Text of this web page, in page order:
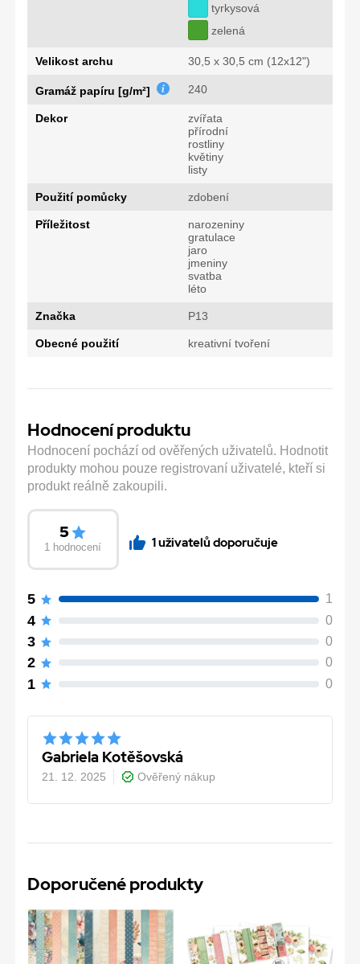
tyrkysová
zelená
Velikost archu 30,5 x 30,5 cm (12x12")
Gramáž papíru [g/m²] 240
Dekor
zvířata
přírodní
rostliny
květiny
listy
Použití pomůcky zdobení
Příležitost
narozeniny
gratulace
jaro
jmeniny
svatba
léto
Značka P13
Obecné použití kreativní tvoření
Hodnocení produktu
Hodnocení pochází od ověřených uživatelů. Hodnotit
produkty mohou pouze registrovaní uživatelé, kteří si
produkt reálně zakoupili.
5
1 hodnocení 1 uživatelů doporučuje
5 1
4 0
3 0
2 0
1 0
Gabriela Kotěšovská
21. 12. 2025 Ověřený nákup
Doporučené produkty